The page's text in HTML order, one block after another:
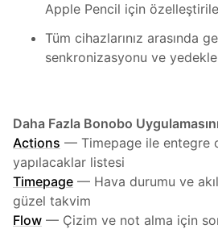
Apple Pencil için
Tüm cihazlarınız arasında
senkronizasyonu ve
Daha Fazla Bonobo
Actions —Timepage ile entegre
yapılacaklar listesi
Timepage — Hava durumu ve
güzel takvim
Flow — Çizim ve not alma için